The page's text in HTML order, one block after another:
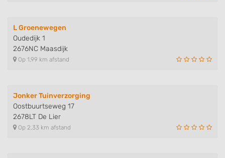
L Groenewegen
Oudedijk 1
2676NC Maasdijk
Op 1,99 km afstand
Jonker Tuinverzorging
Oostbuurtseweg 17
2678LT De Lier
Op 2,33 km afstand